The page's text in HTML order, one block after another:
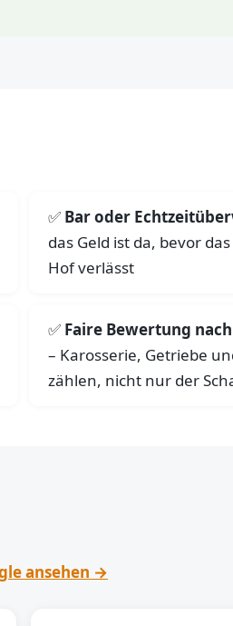
Bar oder
das Geld ist da, bevor
Hof verlässt
Faire Bewertung
– Karosserie, Getriebe
zählen, nicht nur der
ansehen →